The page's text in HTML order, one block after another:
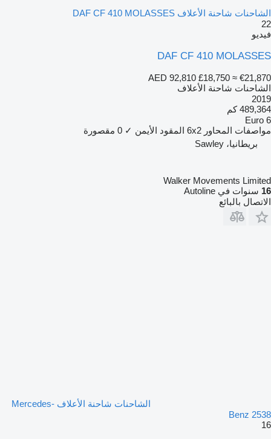
الشاحنات شاحنة الأعلاف DAF CF 410 MOLASSES
22
فيديو
DAF CF 410 MOLASSES
AED 92,810 £18,750 ≈ €21,870
الشاحنات شاحنة الأعلاف
2019
489,364 كم
Euro 6
مواصفات المحاور 6x2 المقود الأيمن ✓ 0 مقصورة
بريطانيا، Sawley
Walker Movements Limited
16 سنوات في Autoline
الاتصال بالبائع
الشاحنات شاحنة الأعلاف Mercedes-
Benz 2538
16